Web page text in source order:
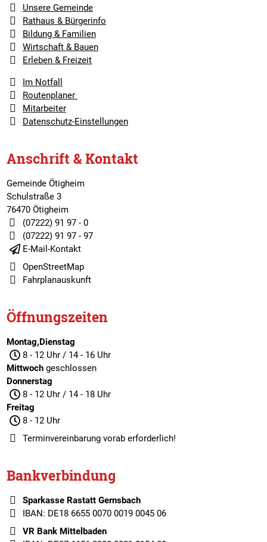
Unsere Gemeinde
Rathaus & Bürgerinfo
Bildung & Familien
Wirtschaft & Bauen
Erleben & Freizeit
Im Notfall
Routenplaner
Mitarbeiter
Datenschutz-Einstellungen
Anschrift & Kontakt
Gemeinde Ötigheim
Schulstraße 3
76470 Ötigheim
(07222) 91 97 - 0
(07222) 91 97 - 97
E-Mail-Kontakt
OpenStreetMap
Fahrplanauskunft
Öffnungszeiten
Montag,Dienstag
8 - 12 Uhr / 14 - 16 Uhr
Mittwochgeschlossen
Donnerstag
8 - 12 Uhr / 14 - 18 Uhr
Freitag
8 - 12 Uhr
Terminvereinbarungvorab erforderlich!
Bankverbindung
Sparkasse Rastatt Gernsbach
IBAN: DE18 6655 0070 0019 0045 06
VR Bank Mittelbaden